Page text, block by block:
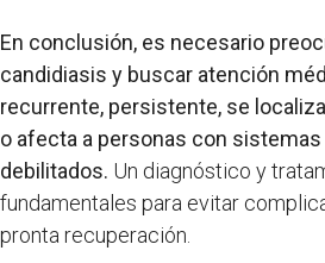
En conclusión, es necesario
candidiasis y buscar atención
recurrente, persistente, se
o afecta a personas con
debilitados. Un diagnóstico y
fundamentales para evitar
pronta recuperación.